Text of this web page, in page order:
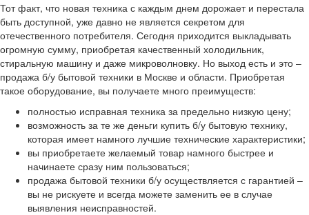
Тот факт, что новая техника с каждым днем дорожает и перестала
быть доступной, уже давно не является секретом для
отечественного потребителя. Сегодня приходится выкладывать
огромную сумму, приобретая качественный холодильник,
стиральную машину и даже микроволновку. Но выход есть и это –
продажа б/у бытовой техники в Москве и области. Приобретая
такое оборудование, вы получаете много преимуществ:
полностью исправная техника за предельно низкую цену;
возможность за те же деньги купить б/у бытовую технику,
которая имеет намного лучшие технические характеристики;
вы приобретаете желаемый товар намного быстрее и
начинаете сразу ним пользоваться;
продажа бытовой техники б/у осуществляется с гарантией –
вы не рискуете и всегда можете заменить ее в случае
выявления неисправностей.